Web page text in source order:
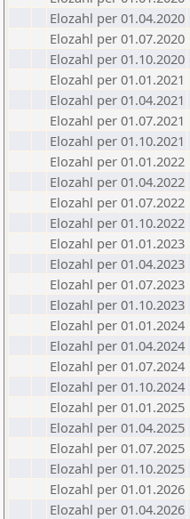
Elozahl per 01.04.2020
Elozahl per 01.07.2020
Elozahl per 01.10.2020
Elozahl per 01.01.2021
Elozahl per 01.04.2021
Elozahl per 01.07.2021
Elozahl per 01.10.2021
Elozahl per 01.01.2022
Elozahl per 01.04.2022
Elozahl per 01.07.2022
Elozahl per 01.10.2022
Elozahl per 01.01.2023
Elozahl per 01.04.2023
Elozahl per 01.07.2023
Elozahl per 01.10.2023
Elozahl per 01.01.2024
Elozahl per 01.04.2024
Elozahl per 01.07.2024
Elozahl per 01.10.2024
Elozahl per 01.01.2025
Elozahl per 01.04.2025
Elozahl per 01.07.2025
Elozahl per 01.10.2025
Elozahl per 01.01.2026
Elozahl per 01.04.2026